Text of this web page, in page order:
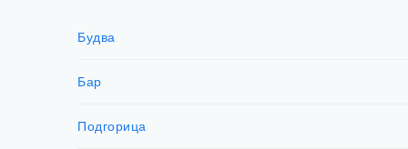
Будва
Бар
Подгорица